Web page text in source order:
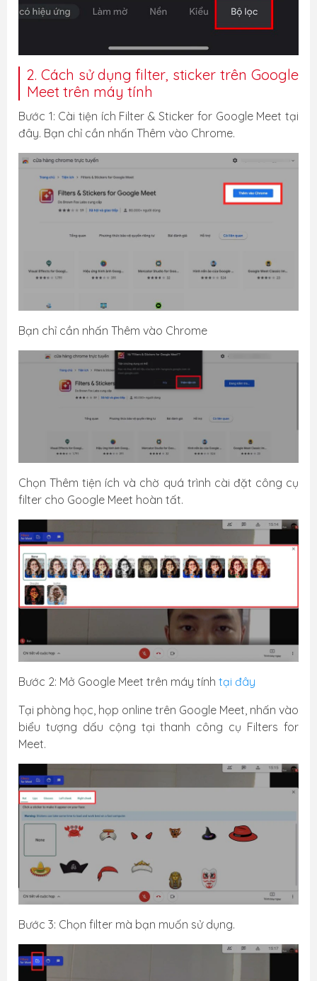
2. Cách sử dụng filter, sticker trên Google
Meet trên máy tính
Bước 1: Cài tiện ích Filter & Sticker for Google Meet tại
đây. Bạn chỉ cần nhấn Thêm vào Chrome.
Bạn chỉ cần nhấn Thêm vào Chrome
Chọn Thêm tiện ích và chờ quá trình cài đặt công cụ
filter cho Google Meet hoàn tất.
Bước 2: Mở Google Meet trên máy tính tại đây
Tại phòng học, họp online trên Google Meet, nhấn vào
biểu tượng dấu cộng tại thanh công cụ Filters for
Meet.
Bước 3: Chọn filter mà bạn muốn sử dụng.